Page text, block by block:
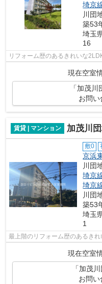
埼京
川団
築53
埼玉
16
リフォーム歴のあるきれいな
現在空室
「加茂
お問い
賃貸 | マンション 加茂川
敷0
京浜
川団
埼京
埼京
川団
築53
埼玉
1
最上階のリフォーム歴のあるきれ
現在空室
「加茂
お問い